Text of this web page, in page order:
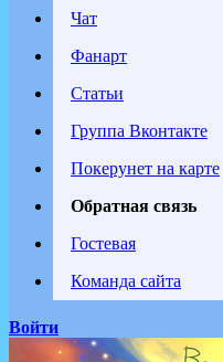
Чат
Фанарт
Статьи
Группа Вконтакте
Покерунет на карте
Обратная связь
Гостевая
Команда сайта
Войти